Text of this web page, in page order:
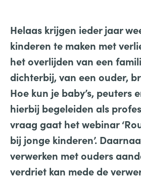
Helaas krijgen ieder jaar
kinderen te maken met
het overlijden van een
dichterbij, van een ouder,
Hoe kun je baby’s, peuters
hierbij begeleiden als
vraag gaat het webinar
bij jonge kinderen’.
verwerken met ouders
verdriet kan mede de